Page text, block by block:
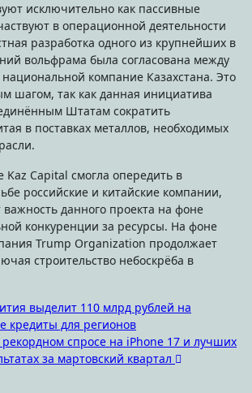
исключительно как пассивные
в операционной деятельности
разработка одного из крупнейших в
вольфрама была согласована между
компание Казахстана. Это
шагом, так как данная инициатива
Штатам сократить
в поставках металлов, необходимых
Kaz Capital смогла опередить в
российские и китайские компании,
важность данного проекта на фоне
конкуренции за ресурсы. На фоне
Trump Organization продолжает
строительство небоскрёба в
выделит 110 млрд рублей на
кредиты для регионов
спросе на iPhone 17 и лучших
за мартовский квартал